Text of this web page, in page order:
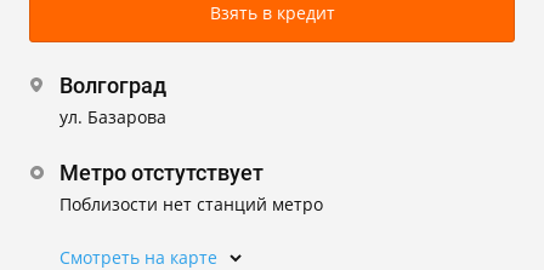
Взять в кредит
Волгоград
ул. Базарова
Метро отстутствует
Поблизости нет станций метро
Смотреть на карте